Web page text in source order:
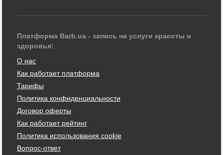
Платформа Barb.ua - запись на услуги красоты и
здоровья:
О нас
Как работает платформа
Тарифы
Политика конфиденциальности
Договор оферты
Как работает рейтинг
Политика использования cookie
Вопрос-ответ